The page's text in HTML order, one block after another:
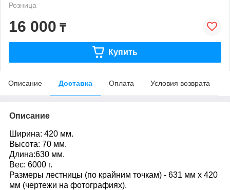
Розница
16 000 ₸
Купить
Описание Доставка Оплата Условия возврата
Описание
Ширина: 420 мм.
Высота: 70 мм.
Длина:630 мм.
Вес: 6000 г.
Размеры лестницы (по крайним точкам) - 631 мм х 420
мм (чертежи на фотографиях).